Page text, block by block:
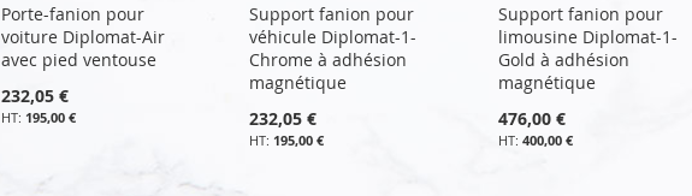
Porte-fanion pour
voiture Diplomat-Air
avec pied ventouse
232,05 €
195,00 €
Support fanion pour
véhicule Diplomat-1-
Chrome à adhésion
magnétique
232,05 €
195,00 €
Support fanion pour
limousine Diplomat-1-
Gold à adhésion
magnétique
476,00 €
400,00 €